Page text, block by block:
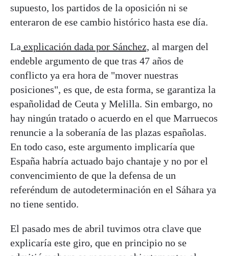
supuesto, los partidos de la oposición ni se
enteraron de ese cambio histórico hasta ese día.
La explicación dada por Sánchez, al margen del
endeble argumento de que tras 47 años de
conflicto ya era hora de "mover nuestras
posiciones", es que, de esta forma, se garantiza la
españolidad de Ceuta y Melilla. Sin embargo, no
hay ningún tratado o acuerdo en el que Marruecos
renuncie a la soberanía de las plazas españolas.
En todo caso, este argumento implicaría que
España habría actuado bajo chantaje y no por el
convencimiento de que la defensa de un
referéndum de autodeterminación en el Sáhara ya
no tiene sentido.
El pasado mes de abril tuvimos otra clave que
explicaría este giro, que en principio no se